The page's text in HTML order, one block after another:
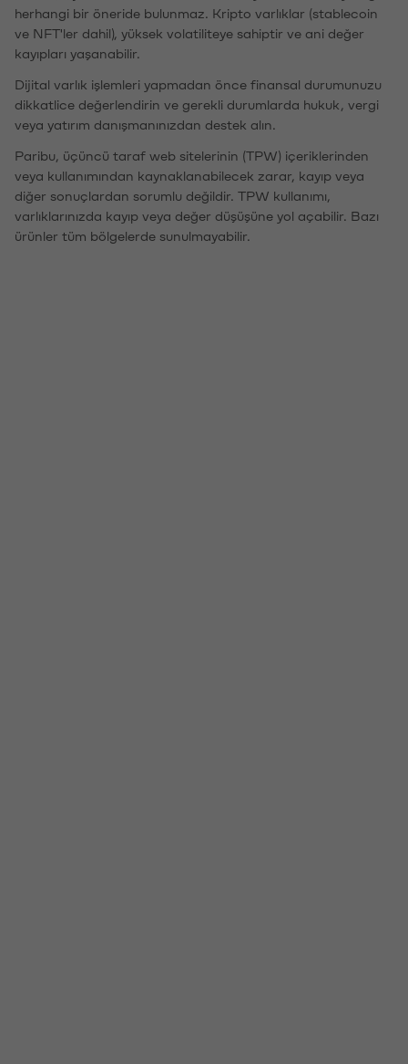
herhangi bir öneride bulunmaz. Kripto varlıklar (stablecoin
ve NFT'ler dahil), yüksek volatiliteye sahiptir ve ani değer
kayıpları yaşanabilir.
Dijital varlık işlemleri yapmadan önce finansal durumunuzu
dikkatlice değerlendirin ve gerekli durumlarda hukuk, vergi
veya yatırım danışmanınızdan destek alın.
Paribu, üçüncü taraf web sitelerinin (TPW) içeriklerinden
veya kullanımından kaynaklanabilecek zarar, kayıp veya
diğer sonuçlardan sorumlu değildir. TPW kullanımı,
varlıklarınızda kayıp veya değer düşüşüne yol açabilir. Bazı
ürünler tüm bölgelerde sunulmayabilir.